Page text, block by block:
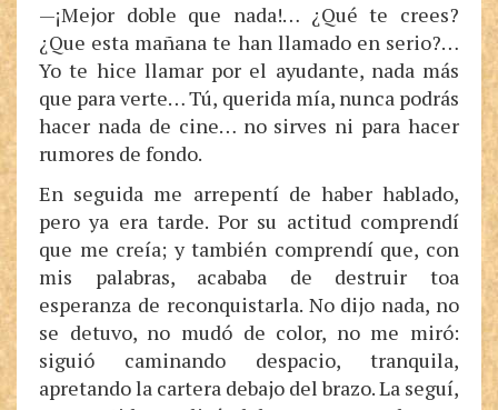
—¡Mejor doble que nada!… ¿Qué te crees?
¿Que esta mañana te han llamado en serio?…
Yo te hice llamar por el ayudante, nada más
que para verte… Tú, querida mía, nunca podrás
hacer nada de cine… no sirves ni para hacer
rumores de fondo.
En seguida me arrepentí de haber hablado,
pero ya era tarde. Por su actitud comprendí
que me creía; y también comprendí que, con
mis palabras, acababa de destruir toa
esperanza de reconquistarla. No dijo nada, no
se detuvo, no mudó de color, no me miró:
siguió caminando despacio, tranquila,
apretando la cartera debajo del brazo. La seguí,